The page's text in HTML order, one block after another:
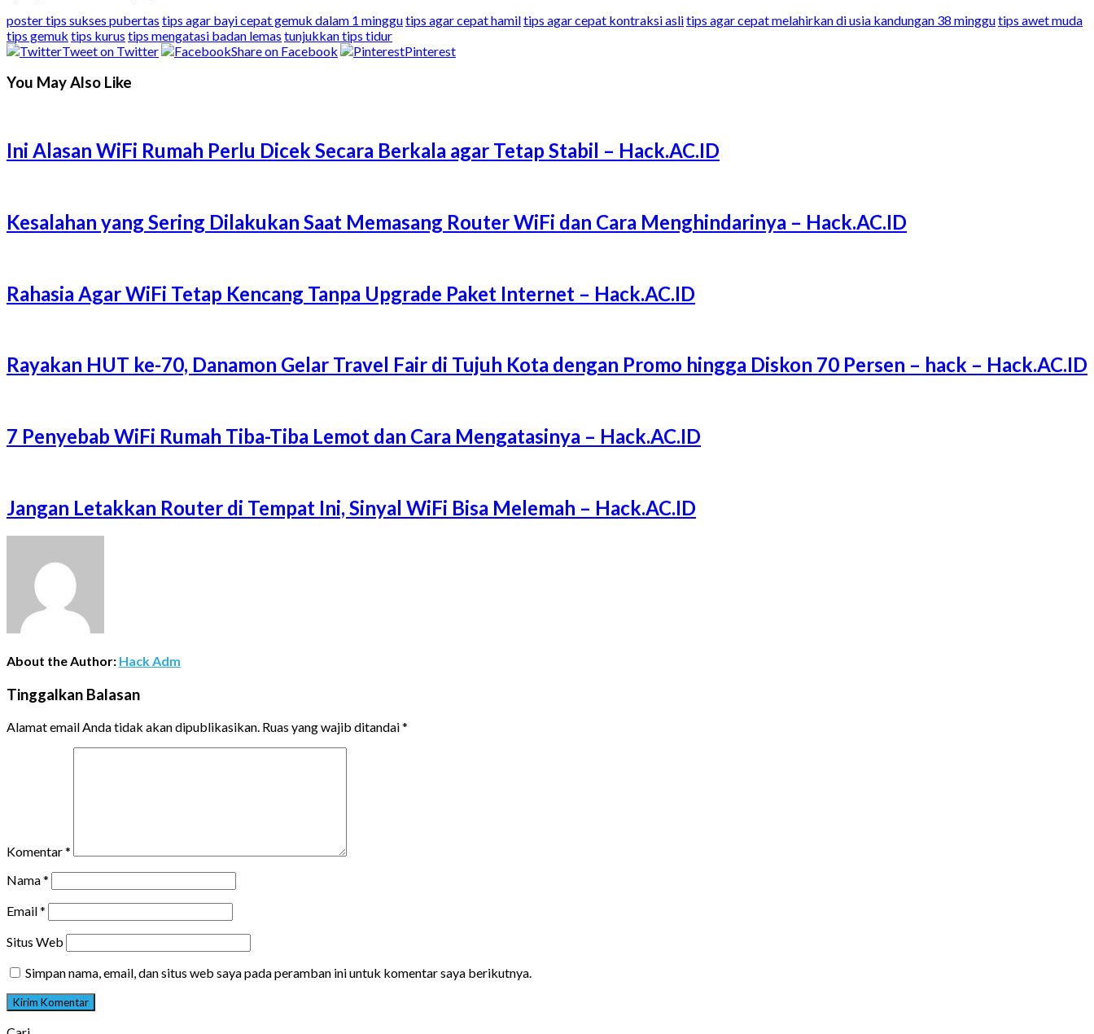
poster tips sukses pubertas tips agar bayi cepat gemuk dalam 1 minggutips agar cepat hamiltips agar cepat kontraksi aslitips agar cepat melahirkan di usia kandungan 38 minggutips awet muda
tips gemuk tips kurus tips mengatasi badan lemas tunjukkan tips tidur
Tweet on Twitter
Share on Facebook Pinterest
You May Also Like
Ini Alasan WiFi Rumah Perlu Dicek Secara Berkala agar Tetap Stabil – Hack.AC.ID
Kesalahan yang Sering Dilakukan Saat Memasang Router WiFi dan Cara Menghindarinya – Hack.AC.ID
Rahasia Agar WiFi Tetap Kencang Tanpa Upgrade Paket Internet – Hack.AC.ID
Rayakan HUT ke-70, Danamon Gelar Travel Fair di Tujuh Kota dengan Promo hingga Diskon 70 Persen – hack – Hack.AC.ID
7 Penyebab WiFi Rumah Tiba-Tiba Lemot dan Cara Mengatasinya – Hack.AC.ID
Jangan Letakkan Router di Tempat Ini, Sinyal WiFi Bisa Melemah – Hack.AC.ID
About the Author: Hack Adm
Tinggalkan Balasan
Alamat email Anda tidak akan dipublikasikan. Ruas yang wajib ditandai*
Komentar*
Nama*
Email*
Situs Web
Simpan nama, email, dan situs web saya pada peramban ini untuk komentar saya berikutnya.